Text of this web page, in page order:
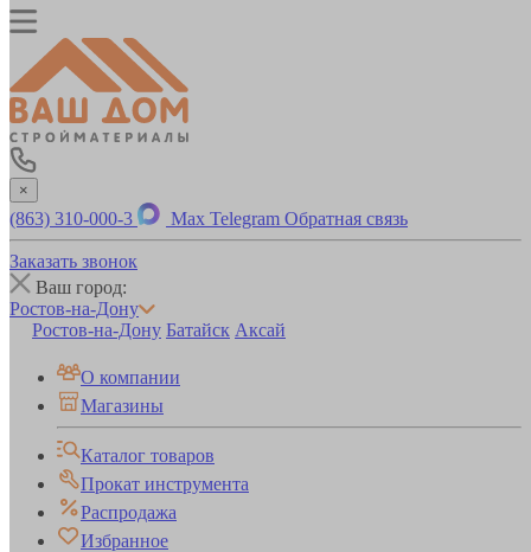
×
(863) 310-000-3 Max Telegram Обратная связь
Заказать звонок
Ваш город:
Ростов-на-Дону
Ростов-на-Дону Батайск Аксай
О компании
Магазины
Каталог товаров
Прокат инструмента
Распродажа
Избранное